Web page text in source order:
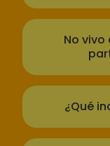
No vivo
¿Qué